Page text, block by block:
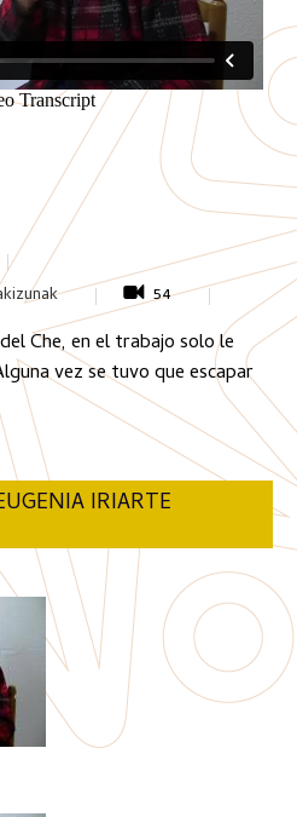
54
Che, en el trabajo solo le
vez se tuvo que escapar
IRIARTE